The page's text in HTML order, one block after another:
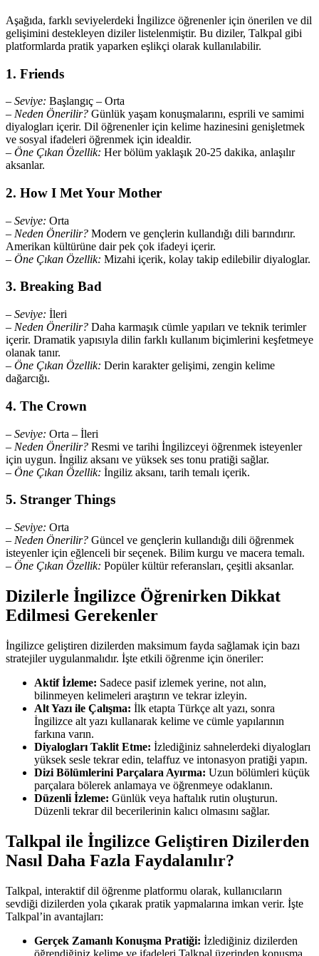
Aşağıda, farklı seviyelerdeki İngilizce öğrenenler için önerilen ve dil
gelişimini destekleyen diziler listelenmiştir. Bu diziler, Talkpal gibi
platformlarda pratik yaparken eşlikçi olarak kullanılabilir.
1. Friends
– Seviye: Başlangıç – Orta
– Neden Önerilir? Günlük yaşam konuşmalarını, esprili ve samimi
diyalogları içerir. Dil öğrenenler için kelime hazinesini genişletmek
ve sosyal ifadeleri öğrenmek için idealdir.
– Öne Çıkan Özellik: Her bölüm yaklaşık 20-25 dakika, anlaşılır
aksanlar.
2. How I Met Your Mother
– Seviye: Orta
– Neden Önerilir? Modern ve gençlerin kullandığı dili barındırır.
Amerikan kültürüne dair pek çok ifadeyi içerir.
– Öne Çıkan Özellik: Mizahi içerik, kolay takip edilebilir diyaloglar.
3. Breaking Bad
– Seviye: İleri
– Neden Önerilir? Daha karmaşık cümle yapıları ve teknik terimler
içerir. Dramatik yapısıyla dilin farklı kullanım biçimlerini keşfetmeye
olanak tanır.
– Öne Çıkan Özellik: Derin karakter gelişimi, zengin kelime
dağarcığı.
4. The Crown
– Seviye: Orta – İleri
– Neden Önerilir? Resmi ve tarihi İngilizceyi öğrenmek isteyenler
için uygun. İngiliz aksanı ve yüksek ses tonu pratiği sağlar.
– Öne Çıkan Özellik: İngiliz aksanı, tarih temalı içerik.
5. Stranger Things
– Seviye: Orta
– Neden Önerilir? Güncel ve gençlerin kullandığı dili öğrenmek
isteyenler için eğlenceli bir seçenek. Bilim kurgu ve macera temalı.
– Öne Çıkan Özellik: Popüler kültür referansları, çeşitli aksanlar.
Dizilerle İngilizce Öğrenirken Dikkat
Edilmesi Gerekenler
İngilizce geliştiren dizilerden maksimum fayda sağlamak için bazı
stratejiler uygulanmalıdır. İşte etkili öğrenme için öneriler:
Aktif İzleme: Sadece pasif izlemek yerine, not alın,
bilinmeyen kelimeleri araştırın ve tekrar izleyin.
Alt Yazı ile Çalışma: İlk etapta Türkçe alt yazı, sonra
İngilizce alt yazı kullanarak kelime ve cümle yapılarının
farkına varın.
Diyalogları Taklit Etme: İzlediğiniz sahnelerdeki diyalogları
yüksek sesle tekrar edin, telaffuz ve intonasyon pratiği yapın.
Dizi Bölümlerini Parçalara Ayırma: Uzun bölümleri küçük
parçalara bölerek anlamaya ve öğrenmeye odaklanın.
Düzenli İzleme: Günlük veya haftalık rutin oluşturun.
Düzenli tekrar dil becerilerinin kalıcı olmasını sağlar.
Talkpal ile İngilizce Geliştiren Dizilerden
Nasıl Daha Fazla Faydalanılır?
Talkpal, interaktif dil öğrenme platformu olarak, kullanıcıların
sevdiği dizilerden yola çıkarak pratik yapmalarına imkan verir. İşte
Talkpal’in avantajları:
Gerçek Zamanlı Konuşma Pratiği: İzlediğiniz dizilerden
öğrendiğiniz kelime ve ifadeleri Talkpal üzerinden konuşma